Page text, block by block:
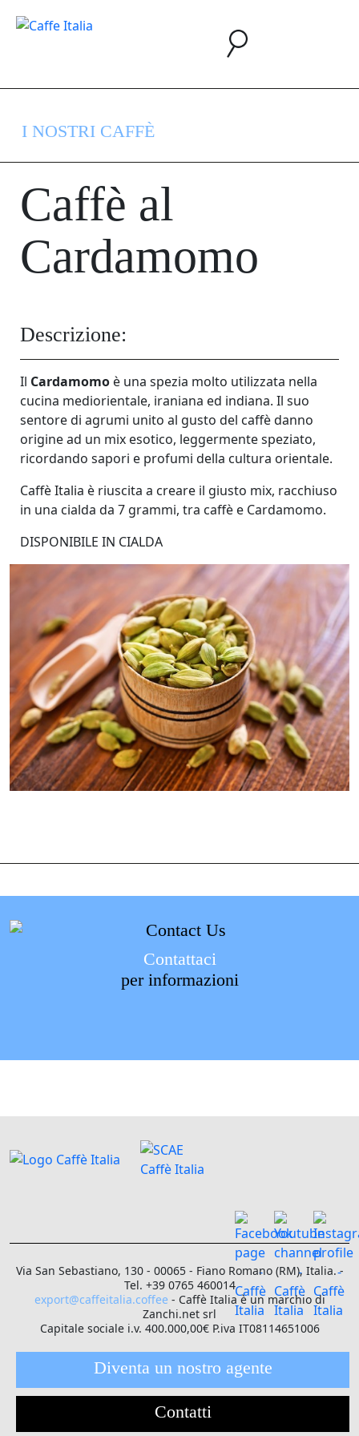
I NOSTRI CAFFÈ
Caffè al
Cardamomo
Descrizione:
Il Cardamomo è una spezia molto utilizzata nella
cucina mediorientale, iraniana ed indiana. Il suo
sentore di agrumi unito al gusto del caffè danno
origine ad un mix esotico, leggermente speziato,
ricordando sapori e profumi della cultura orientale.
Caffè Italia è riuscita a creare il giusto mix, racchiuso
in una cialda da 7 grammi, tra caffè e Cardamomo.
DISPONIBILE IN CIALDA
Contattaci
per informazioni
Via San Sebastiano, 130 - 00065 - Fiano Romano (RM), Italia. -
Tel. +39 0765 460014
export@caffeitalia.coffee - Caffè Italia è un marchio di
Zanchi.net srl
Capitale sociale i.v. 400.000,00€ P.iva IT08114651006
Diventa un nostro agente
Contatti